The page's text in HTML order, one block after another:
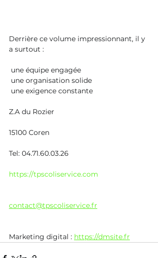
Derrière ce volume impressionnant, il y
a surtout :
une équipe engagée
une organisation solide
une exigence constante
Z.A du Rozier
15100 Coren​​
Tel: 04.71.60.03.26
https://tpscoliservice.com
contact@tpscoliservice.fr
Marketing digital : https://dmsite.fr